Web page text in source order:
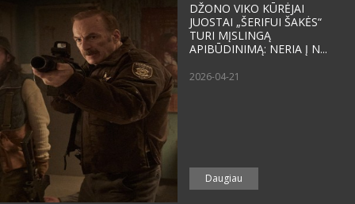
DŽONO VIKO KŪRĖJAI
JUOSTAI „ŠERIFUI ŠAKĖS“
TURI MĮSLINGĄ
APIBŪDINIMĄ: NERIA Į N...
2026-04-21
Daugiau